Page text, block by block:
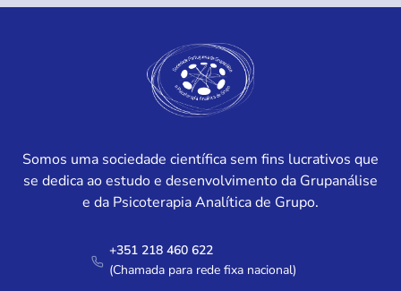
Somos uma sociedade científica sem fins lucrativos que
se dedica ao estudo e desenvolvimento da Grupanálise
e da Psicoterapia Analítica de Grupo.
+351 218 460 622
(Chamada para rede fixa nacional)